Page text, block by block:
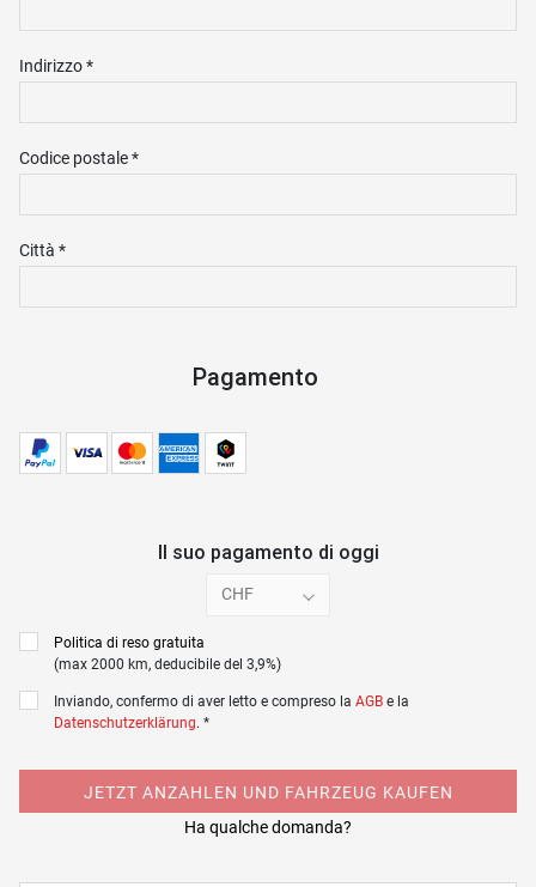
Indirizzo *
Codice postale *
Città *
Pagamento
Il suo pagamento di oggi
CHF
Politica di reso gratuita
(max 2000 km, deducibile del 3,9%)
Inviando, confermo di aver letto e compreso la AGB e la
Datenschutzerklärung. *
JETZT ANZAHLEN UND FAHRZEUG KAUFEN
Ha qualche domanda?